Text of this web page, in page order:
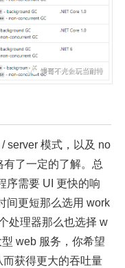
server 模式，以及 no
了一定的了解。总
序需要 UI 更快的响
间更短那么选用 work
处理器那么也选择 w
web 服务，你希望
获得更大的吞吐量